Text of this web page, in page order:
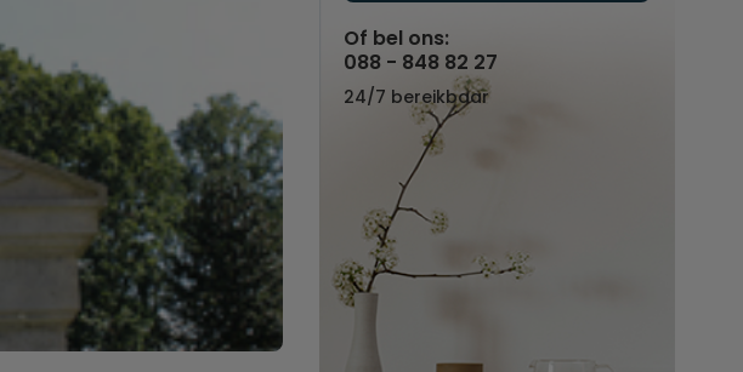
Of bel ons:
088 - 848 82 27
24/7 bereikbaar